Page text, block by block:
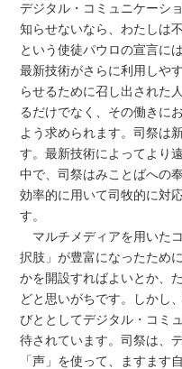
デジタル・コミュニケーシ
知らせないなら、わたしは
という使徒パウロの宣言に
最新技術がさらに利用しや
らせるために召し出された
るだけでなく、その働きに
よう求められます。司祭は
す。最新技術によってより
中で、司祭はみことばへの
効率的に用いて司牧的に対
す。
マルチメディアを用いた
択肢」が豊富になったため
かを開設すればよいとか、
どと思いがちです。しかし
びととしてデジタル・コミ
待されています。司祭は、
「声」を使って、ますます